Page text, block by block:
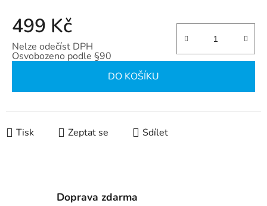
499 Kč
Nelze odečíst DPH
Osvobozeno podle §90
DO KOŠÍKU
Tisk Zeptat se Sdílet
Doprava zdarma